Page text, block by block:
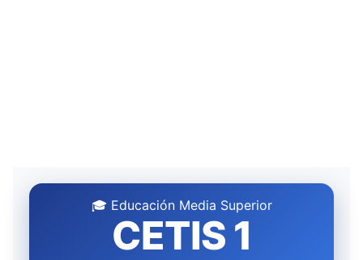
🎓 Educación Media Superior
CETIS 1